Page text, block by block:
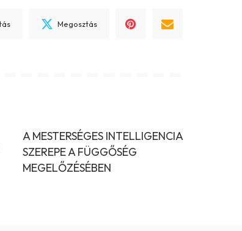
Megosztás
A MESTERSÉGES INTELLIGENCIA
SZEREPE A FÜGGŐSÉG
MEGELŐZÉSÉBEN